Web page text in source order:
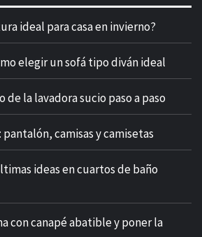
ideal para casa en invierno?
elegir un sofá tipo diván ideal
la lavadora sucio paso a paso
camisas y camisetas
ideas en cuartos de baño
con canapé abatible y poner la